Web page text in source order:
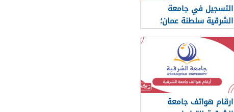
التسجيل في جامعة
الشرقية سلطنة عمان؛
الشروط والرسوم المطلوبة
ارقام هواتف جامعة